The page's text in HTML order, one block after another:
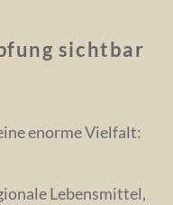
sichtbar
enorme Vielfalt:
Lebensmittel,